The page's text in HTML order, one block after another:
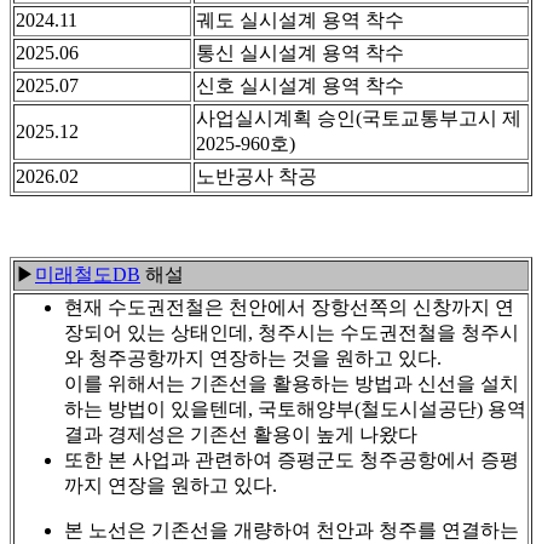
2024.11
궤도 실시설계 용역 착수
2025.06
통신 실시설계 용역 착수
2025.07
신호 실시설계 용역 착수
2025.12
사업실시계획 승인(국토교통부고시 제
2025-960호)
2026.02
노반공사 착공
▶ 미래철도DB 해설
현재 수도권전철은 천안에서 장항선쪽의 신창까지 연
장되어 있는 상태인데, 청주시는 수도권전철을 청주시
와 청주공항까지 연장하는 것을 원하고 있다.
이를 위해서는 기존선을 활용하는 방법과 신선을 설치
하는 방법이 있을텐데, 국토해양부(철도시설공단) 용역
결과 경제성은 기존선 활용이 높게 나왔다
또한 본 사업과 관련하여 증평군도 청주공항에서 증평
까지 연장을 원하고 있다.
본 노선은 기존선을 개량하여 천안과 청주를 연결하는